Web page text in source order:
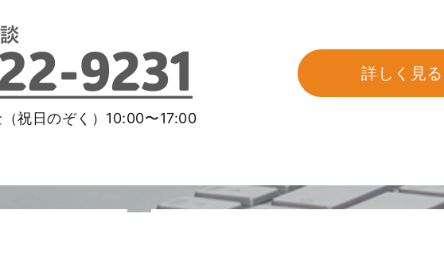
祝日のぞく）10:00〜17:00
詳しく見る